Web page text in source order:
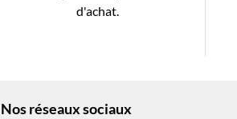
d'achat.
Nos réseaux sociaux